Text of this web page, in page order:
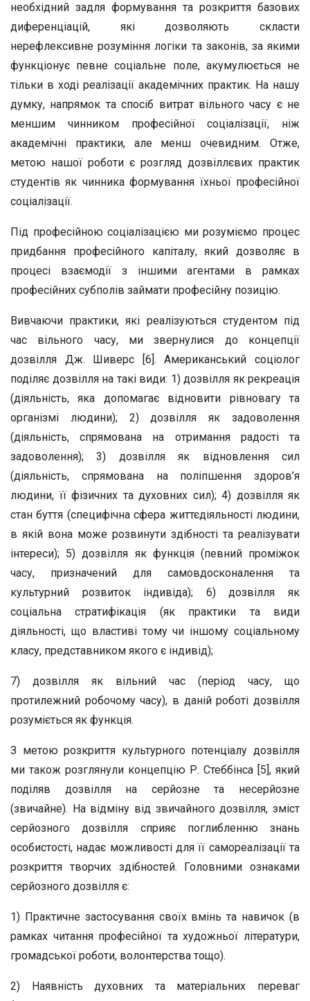
необхідний задля формування та розкриття базових
диференціацій, які дозволяють скласти
нерефлексивне розуміння логіки та законів, за якими
функціонує певне соціальне поле, акумулюється не
тільки в ході реалізації академічних практик. На нашу
думку, напрямок та спосіб витрат вільного часу є не
меншим чинником професійної соціалізації, ніж
академічні практики, але менш очевидним. Отже,
метою нашої роботи є розгляд дозвіллєвих практик
студентів як чинника формування їхньої професійної
соціалізації.
Під професійною соціалізацією ми розуміємо процес
придбання професійного капіталу, який дозволяє в
процесі взаємодії з іншими агентами в рамках
професійних субполів займати професійну позицію.
Вивчаючи практики, які реалізуються студентом під
час вільного часу, ми звернулися до концепції
дозвілля Дж. Шиверс [6]. Американський соціолог
поділяє дозвілля на такі види: 1) дозвілля як рекреація
(діяльність, яка допомагає відновити рівновагу та
організмі людини); 2) дозвілля як задоволення
(діяльність, спрямована на отримання радості та
задоволення); 3) дозвілля як відновлення сил
(діяльність, спрямована на поліпшення здоров’я
людини, її фізичних та духовних сил); 4) дозвілля як
стан буття (специфічна сфера життєдіяльності людини,
в якій вона може розвинути здібності та реалізувати
інтереси); 5) дозвілля як функція (певний проміжок
часу, призначений для самовдосконалення та
культурний розвиток індивіда); 6) дозвілля як
соціальна стратифікація (як практики та види
діяльності, що властиві тому чи іншому соціальному
класу, представником якого є індивід);
7) дозвілля як вільний час (період часу, що
протилежний робочому часу), в даній роботі дозвілля
розуміється як функція.
З метою розкриття культурного потенціалу дозвілля
ми також розглянули концепцію Р. Стеббінса [5], який
поділяв дозвілля на серйозне та несерйозне
(звичайне). На відміну від звичайного дозвілля, зміст
серйозного дозвілля сприяє поглибленню знань
особистості, надає можливості для її самореалізації та
розкриття творчих здібностей. Головними ознаками
серйозного дозвілля є:
1) Практичне застосування своїх вмінь та навичок (в
рамках читання професійної та художньої літератури,
громадської роботи, волонтерства тощо).
2) Наявність духовних та матеріальних переваг